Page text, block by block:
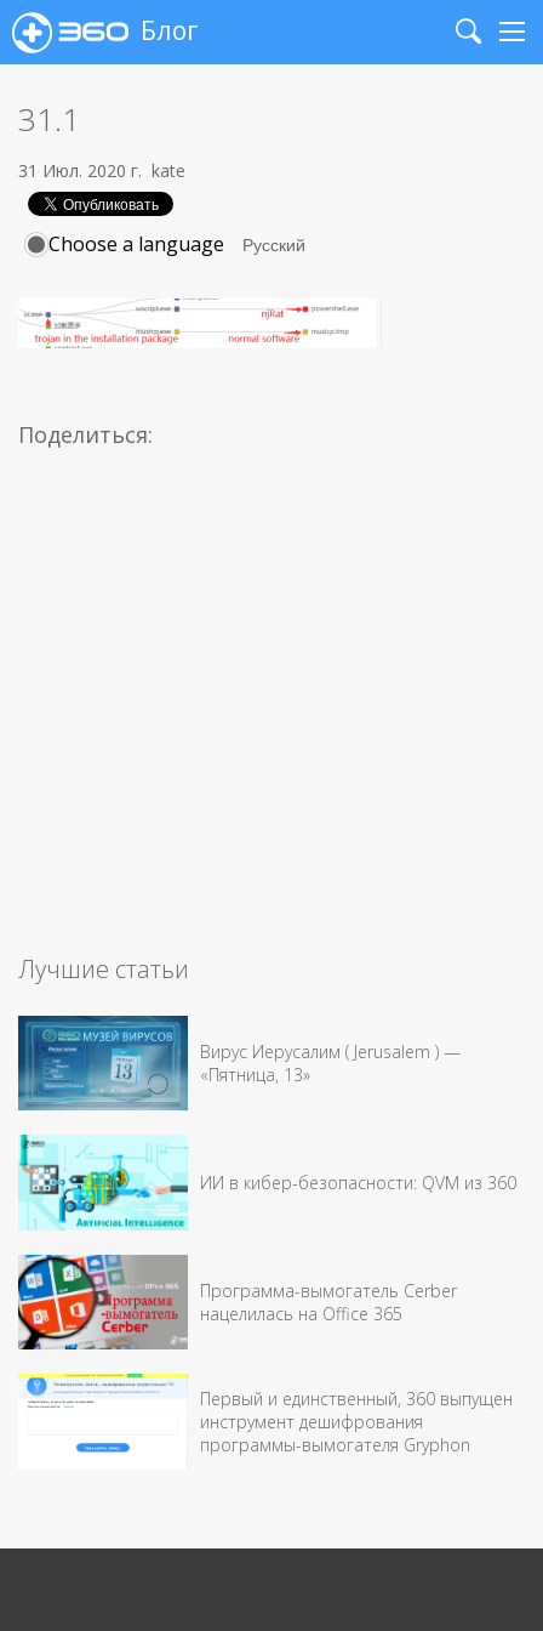
Блог
Search
31.1
31 Июл. 2020 г. kate
Choose a language
Поделиться:
Лучшие статьи
Вирус Иерусалим ( Jerusalem ) —
«Пятница, 13»
ИИ в кибер-безопасности: QVM из 360
Программа-вымогатель Cerber
нацелилась на Office 365
Первый и единственный, 360 выпущен
инструмент дешифрования
программы-вымогателя Gryphon